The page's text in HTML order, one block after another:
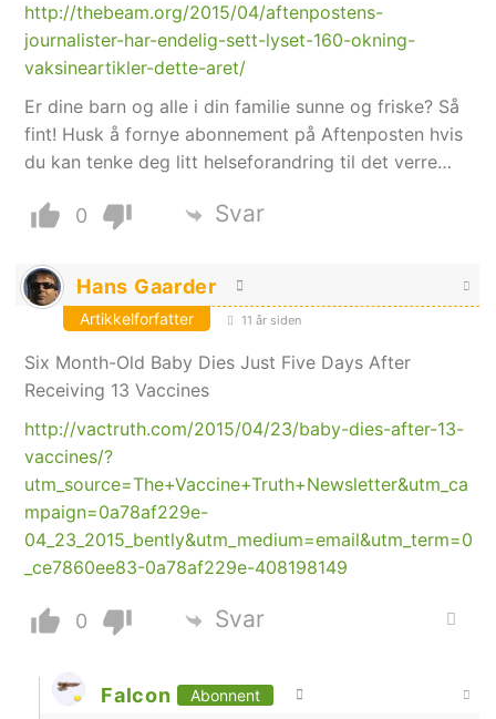
http://thebeam.org/2015/04/aftenpostens-
journalister-har-endelig-sett-lyset-160-okning-
vaksineartikler-dette-aret/
Er dine barn og alle i din familie sunne og friske? Så
fint! Husk å fornye abonnement på Aftenposten hvis
du kan tenke deg litt helseforandring til det verre…
0 Svar
Hans Gaarder
Artikkelforfatter 11 år siden
Six Month-Old Baby Dies Just Five Days After
Receiving 13 Vaccines
http://vactruth.com/2015/04/23/baby-dies-after-13-
vaccines/?
utm_source=The+Vaccine+Truth+Newsletter&utm_ca
mpaign=0a78af229e-
04_23_2015_bently&utm_medium=email&utm_term=0
_ce7860ee83-0a78af229e-408198149
0 Svar
Falcon Abonnent